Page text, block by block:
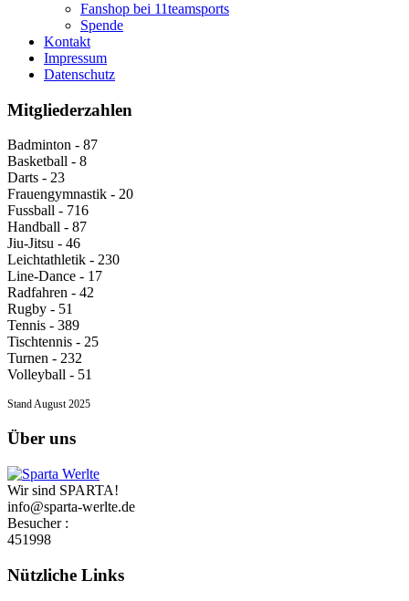
Fanshop bei 11teamsports
Spende
Kontakt
Impressum
Datenschutz
Mitgliederzahlen
Badminton - 87
Basketball - 8
Darts - 23
Frauengymnastik - 20
Fussball - 716
Handball - 87
Jiu-Jitsu - 46
Leichtathletik - 230
Line-Dance - 17
Radfahren - 42
Rugby - 51
Tennis - 389
Tischtennis - 25
Turnen - 232
Volleyball - 51
Stand August 2025
Über uns
Wir sind SPARTA!
info@sparta-werlte.de
Besucher :
451998
Nützliche Links